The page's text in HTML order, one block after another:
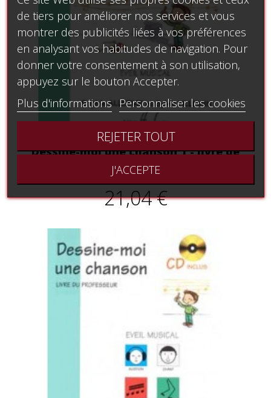
Dessine-moi une chanson 1 - livre de
l'élève
21,04 €
de tiers pour améliorer nos services et vous
montrer des publicités liées à vos préférences
en analysant vos habitudes de navigation. Pour
donner votre consentement à son utilisation,
appuyez sur le bouton Accepter.
Plus d'informations Personnaliser les cookies
REJETER TOUT
J'ACCEPTE